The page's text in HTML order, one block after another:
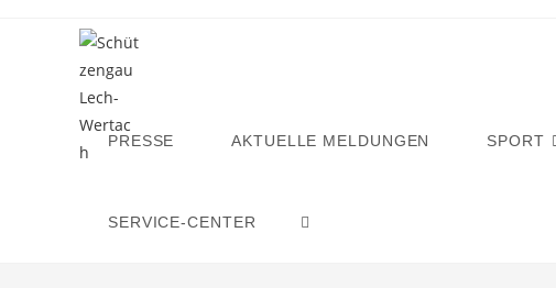
PRESSE AKTUELLE MELDUNGEN SPORT
SERVICE-CENTER WEBSITE-